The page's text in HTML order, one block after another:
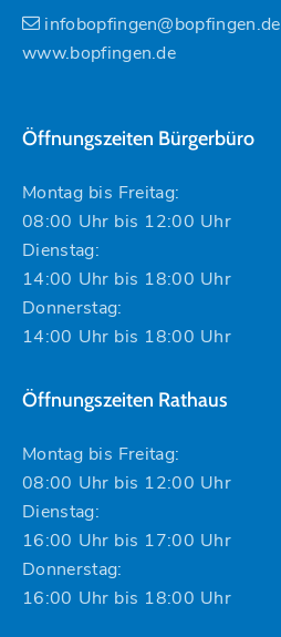
infobopfingen@bopfingen.de
www.bopfingen.de
Öffnungszeiten Bürgerbüro
Montag bis Freitag:
08:00 Uhr bis 12:00 Uhr
Dienstag:
14:00 Uhr bis 18:00 Uhr
Donnerstag:
14:00 Uhr bis 18:00 Uhr
Öffnungszeiten Rathaus
Montag bis Freitag:
08:00 Uhr bis 12:00 Uhr
Dienstag:
16:00 Uhr bis 17:00 Uhr
Donnerstag:
16:00 Uhr bis 18:00 Uhr